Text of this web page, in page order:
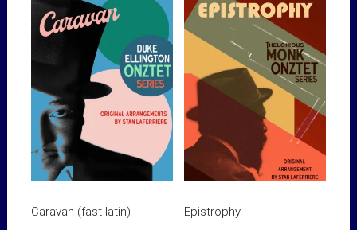
Caravan (fast latin)
Epistrophy